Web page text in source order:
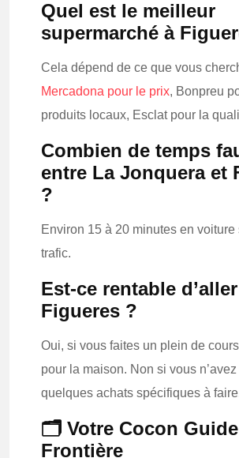
Quel est le meilleur
supermarché à
Cela dépend de ce que vous
Mercadona pour le prix, Bonpreu
produits locaux, Esclat pour la
Combien de temps
entre La Jonquera et
?
Environ 15 à 20 minutes en voiture
trafic.
Est-ce rentable
Figueres ?
Oui, si vous faites un plein de
pour la maison. Non si vous
quelques achats spécifiques à
🗂️ Votre Cocon
Frontière